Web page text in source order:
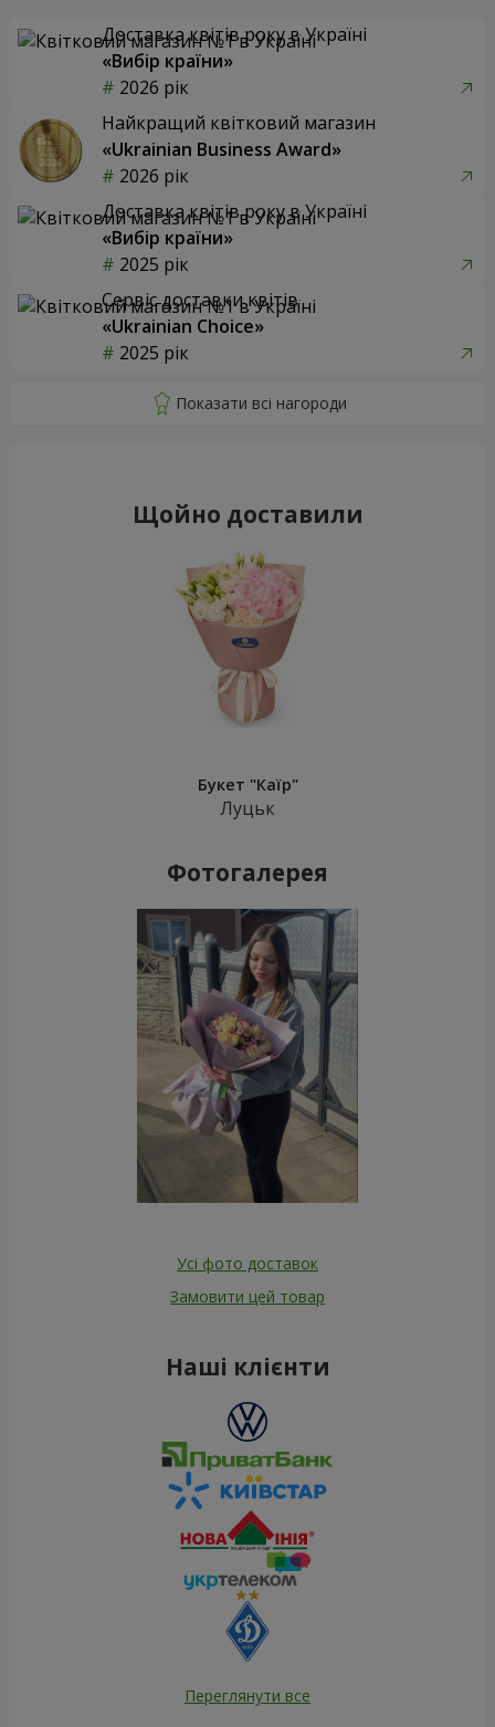
Доставка квітів року в Україні
«Вибір країни»
2026 рік
Найкращий квітковий магазин
«Ukrainian Business Award»
2026 рік
Доставка квітів року в Україні
«Вибір країни»
2025 рік
Сервіс доставки квітів
«Ukrainian Choice»
2025 рік
Щойно доставили
Букет "Каїр"
Луцьк
Фотогалерея
Усі фото доставок
Замовити цей товар
Наші клієнти
Переглянути все